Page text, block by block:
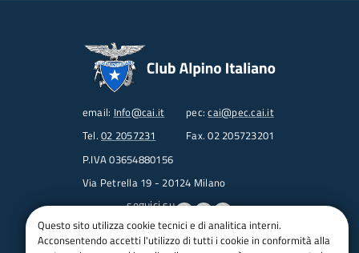
email: Info@cai.it pec:cai@pec.cai.it
Tel. 02 2057231
Fax. 02 205723201
P.IVA 03654880156
Via Petrella 19 - 20124 Milano
seguici su
Trasparenza
Questo sito utilizza cookie tecnici e di analitica interni.
Acconsentendo accetti l'utilizzo di tutti i cookie in conformità alla